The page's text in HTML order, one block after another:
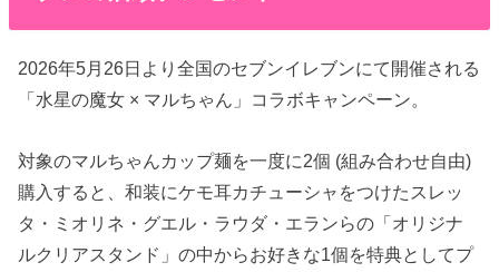
2026年5月26日より全国のセブンイレブンにて開催される
「水星の魔女 × マルちゃん」コラボキャンペーン。
対象のマルちゃんカップ麺を一度に2個 (組み合わせ自由)
購入すると、和装にケモ耳カチューシャをつけたスレッ
タ・ミオリネ・グエル・ラウダ・エランらの「オリジナ
ルクリアスタンド」の中からお好きな1個を特典としてプ